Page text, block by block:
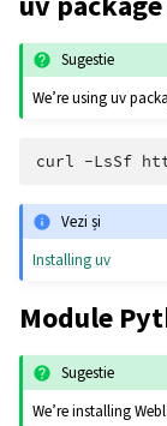
Sugestie
We’re using uv
curl -LsSf
Vezi și
Installing uv
Module
Sugestie
We’re installing